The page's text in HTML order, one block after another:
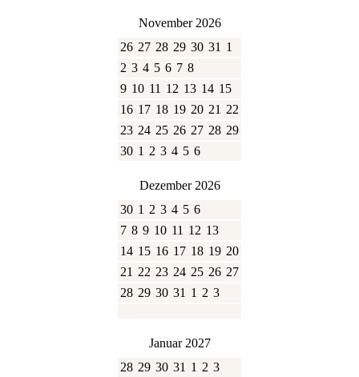
November 2026
26 27 28 29 30 31 1
2 3 4 5 6 7 8
9 10 11 12 13 14 15
16 17 18 19 20 21 22
23 24 25 26 27 28 29
30 1 2 3 4 5 6
Dezember 2026
30 1 2 3 4 5 6
7 8 9 10 11 12 13
14 15 16 17 18 19 20
21 22 23 24 25 26 27
28 29 30 31 1 2 3
Januar 2027
28 29 30 31 1 2 3